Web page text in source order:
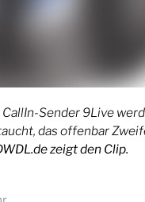
Sender 9Live
das offenbar
zeigt den Clip.